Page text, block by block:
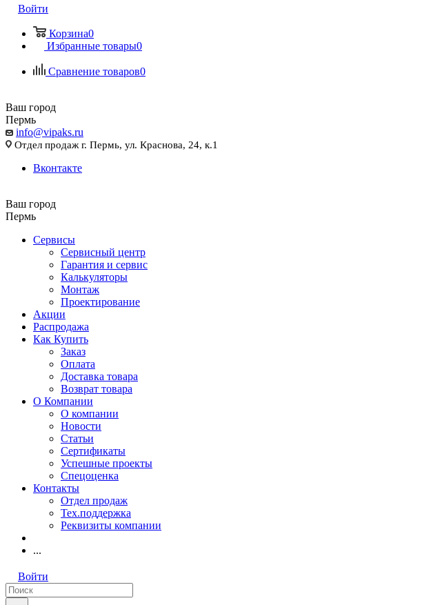
Войти
Корзина0
Избранные товары0
Сравнение товаров0
Ваш город
Пермь
info@vipaks.ru
Отдел продаж г. Пермь, ул. Краснова, 24, к.1
Вконтакте
Ваш город
Пермь
Сервисы
Сервисный центр
Гарантия и сервис
Калькуляторы
Монтаж
Проектирование
Акции
Распродажа
Как Купить
Заказ
Оплата
Доставка товара
Возврат товара
О Компании
О компании
Новости
Статьи
Сертификаты
Успешные проекты
Спецоценка
Контакты
Отдел продаж
Тех.поддержка
Реквизиты компании
...
Войти